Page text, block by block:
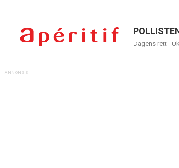
Menu
Dagens rett